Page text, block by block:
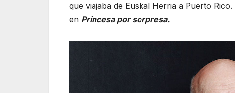
que viajaba de Euskal Herria a Puerto Rico.
en Princesa por sorpresa.